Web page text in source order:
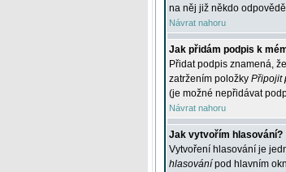
na něj již někdo
Návrat nahoru
Jak přidám podpis k
Přidat podpis znamená,
zatržením položky Připojit
(je možné nepřidávat
Návrat nahoru
Jak vytvořím hlasování?
Vytvoření hlasování je
hlasování pod hlavním